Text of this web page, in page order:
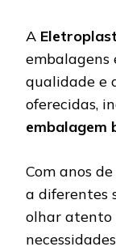
A Eletroplast
embalagens
qualidade e
oferecidas,
embalagem
Com anos
a diferentes
olhar atento